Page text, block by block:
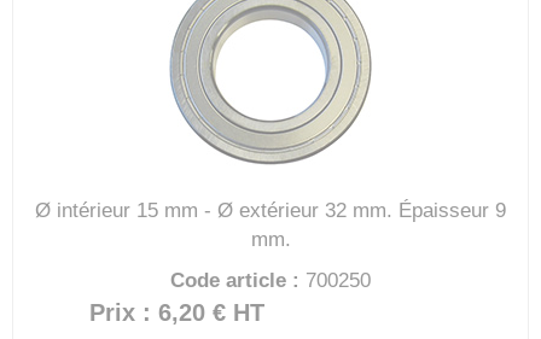
Ø intérieur 15 mm - Ø extérieur 32 mm. Épaisseur 9
mm.
Code article : 700250
Prix : 6,20 € HT